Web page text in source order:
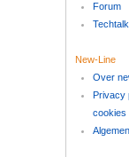
Forum
Techtalk
New-Line
Over
Privacy
cookies